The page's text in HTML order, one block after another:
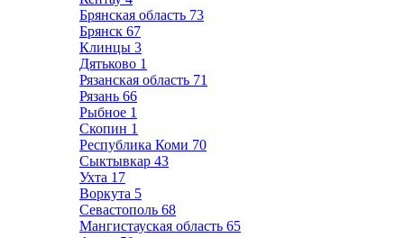
Брянская область 73
Брянск 67
Клинцы 3
Дятьково 1
Рязанская область 71
Рязань 66
Рыбное 1
Скопин 1
Республика Коми 70
Сыктывкар 43
Ухта 17
Воркута 5
Севастополь 68
Мангистауская область 65